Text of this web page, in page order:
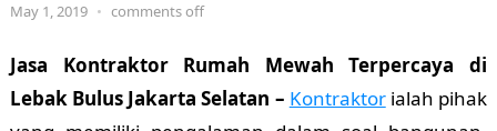
May 1, 2019 • comments off
Jasa Kontraktor Rumah Mewah Terpercaya di
Lebak Bulus Jakarta Selatan – Kontraktorialah pihak